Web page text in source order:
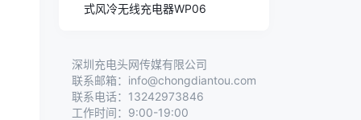
式风冷无线充电器WP06
深圳充电头网传媒有限公司
联系邮箱：info@chongdiantou.com
联系电话：13242973846
工作时间：9:00-19:00